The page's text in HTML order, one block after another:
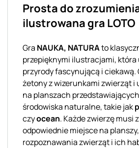
Prosta do
ilustrowana gra LOTO
Gra NAUKA, NATURAto
przepięknymi ilustracjami,
przyrody fascynującą i ciekawą.
żetony z wizerunkami zwierząt i
na planszach
środowiska naturalne, takie jak
czyocean. Każde zwierzę musi
odpowiednie miejsce na
rozpoznawania zwierząt i ich